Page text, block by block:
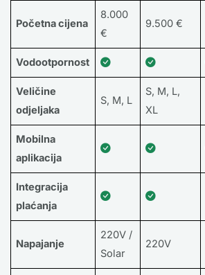
Početna cijena
8.000
€
9.500 €
Vodootpornost
Veličine
odjeljaka
S, M, L
S, M, L,
XL
Mobilna
aplikacija
Integracija
plaćanja
Napajanje
220V /
Solar
220V